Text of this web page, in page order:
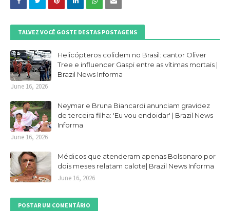
TALVEZ VOCÊ GOSTE DESTAS POSTAGENS
Helicópteros colidem no Brasil: cantor Oliver
Tree e influencer Gaspi entre as vítimas mortais |
Brazil News Informa
June 16, 2026
Neymar e Bruna Biancardi anunciam gravidez
de terceira filha: 'Eu vou endoidar' | Brazil News
Informa
June 16, 2026
Médicos que atenderam apenas Bolsonaro por
dois meses relatam calote| Brazil News Informa
June 16, 2026
POSTAR UM COMENTÁRIO